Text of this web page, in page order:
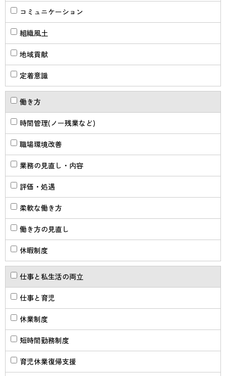
コミュニケーション
組織風土
地域貢献
定着意識
働き方
時間管理(ノー残業など)
職場環境改善
業務の見直し・内容
評価・処遇
柔軟な働き方
働き方の見直し
休暇制度
仕事と私生活の両立
仕事と育児
休業制度
短時間勤務制度
育児休業復帰支援